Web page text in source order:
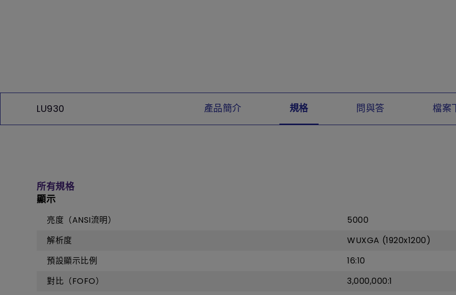
LU930 產品簡介 規格 問與答 檔案
所有規格
顯示
亮度（ANSI流明）
5000
解析度
WUXGA (1920x1200)
預設顯示比例
16:10
對比（FOFO）
3,000,000:1